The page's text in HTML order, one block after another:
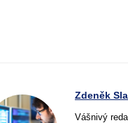
Zdeněk
Vášnivý